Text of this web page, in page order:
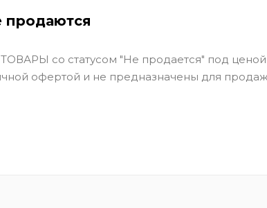
продаются
со статусом "Не продается" под ценой
офертой и не предназначены для